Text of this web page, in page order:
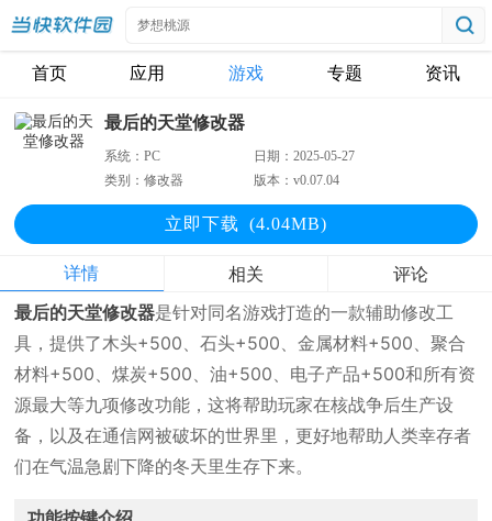
首页 应用 游戏 专题 资讯
最后的天堂修改器
系统：PC 日期：2025-05-27
类别：修改器 版本：v0.07.04
立即下载 (4.04MB)
详情 相关 评论
最后的天堂修改器是针对同名游戏打造的一款辅助修改工
具，提供了木头+500、石头+500、金属材料+500、聚合
材料+500、煤炭+500、油+500、电子产品+500和所有资
源最大等九项修改功能，这将帮助玩家在核战争后生产设
备，以及在通信网被破坏的世界里，更好地帮助人类幸存者
们在气温急剧下降的冬天里生存下来。